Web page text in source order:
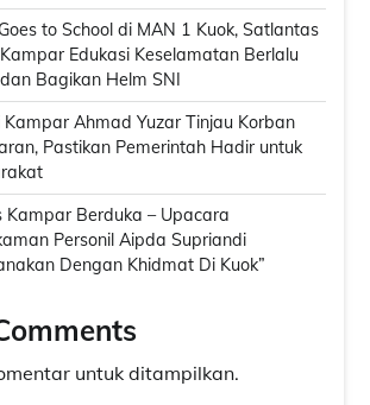
to School di MAN 1 Kuok, Satlantas
Edukasi Keselamatan Berlalu
Bagikan Helm SNI
Ahmad Yuzar Tinjau Korban
Pastikan Pemerintah Hadir untuk
Kampar Berduka – Upacara
Personil Aipda Supriandi
Dengan Khidmat Di Kuok”
untuk ditampilkan.